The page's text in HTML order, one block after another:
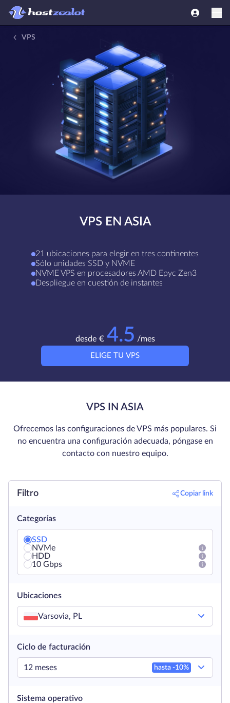
VPS
VPS EN ASIA
21 ubicaciones para elegir en tres continentes
Sólo unidades SSD y NVME
NVME VPS en procesadores AMD Epyc Zen3
Despliegue en cuestión de instantes
desde € 4.5 /mes
ELIGE TU VPS
VPS IN ASIA
Ofrecemos las configuraciones de VPS más populares. Si
no encuentra una configuración adecuada, póngase en
contacto con nuestro equipo.
Filtro Copiar link
Categorías
SSD
NVMe
HDD
10 Gbps
Ubicaciones
Varsovia, PL
Ciclo de facturación
12 meses hasta -10%
Sistema operativo